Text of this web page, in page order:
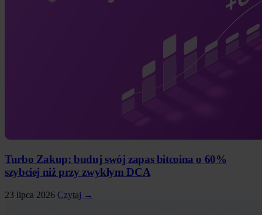
Turbo Zakup: buduj swój zapas bitcoina o 60%
szybciej niż przy zwykłym DCA
23 lipca 2026 Czytaj →